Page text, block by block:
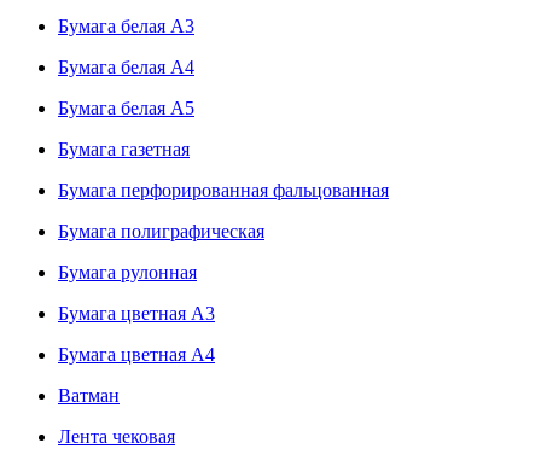
Бумага белая А3
Бумага белая А4
Бумага белая А5
Бумага газетная
Бумага перфорированная фальцованная
Бумага полиграфическая
Бумага рулонная
Бумага цветная А3
Бумага цветная А4
Ватман
Лента чековая